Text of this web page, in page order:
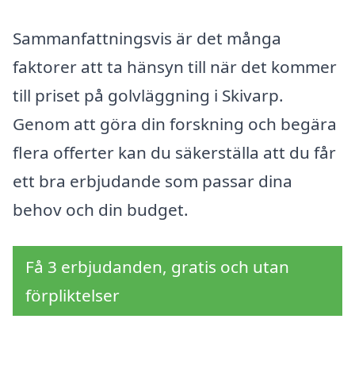
Sammanfattningsvis är det många
faktorer att ta hänsyn till när det kommer
till priset på golvläggning i Skivarp.
Genom att göra din forskning och begära
flera offerter kan du säkerställa att du får
ett bra erbjudande som passar dina
behov och din budget.
Få 3 erbjudanden, gratis och utan
förpliktelser